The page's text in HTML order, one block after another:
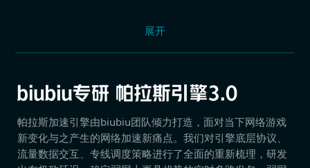
展开
帕拉斯加速引擎由biubiu团队倾力打造，面对当下网络游戏
新变化与之产生的网络加速新痛点。我们对引擎底层协议、
流量数据交互、专线调度策略进行了全面的重新梳理，研发